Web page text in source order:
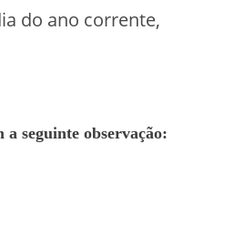
do ano corrente,
seguinte observação: